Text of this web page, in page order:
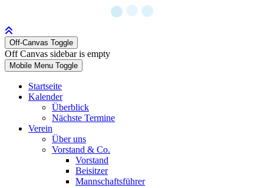
Off-Canvas Toggle
Off Canvas sidebar is empty
Mobile Menu Toggle
Startseite
Kalender
Überblick
Nächste Termine
Verein
Über uns
Vorstand & Co.
Vorstand
Beisitzer
Mannschaftsführer